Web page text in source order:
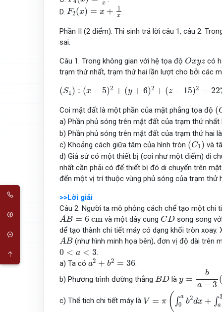
x
D. F2(x) = x + 1
x
F2(x )= 1x
Phần II (2 điểm). Thi sinh trả lời câu 1, câu 2.
sai.
Câu 1. Trong không gian với hệ tọa độ Oxyz
Ox
có
trạm thứ nhất, trạm thứ hai lần lượt cho bởi các
(S1) : (x − 5)2 + (y + 6)2 + (z − 15)2 =
( S1) x− 2+(y ) z−15 2 22725; 2):(
Coi mặt đất là một phần của mặt phẳng tọa độ ((
a) Phần phủ sóng trên mặt đất của trạm thứ nhất
b) Phần phủ sóng trên mặt đất của trạm thứ hai
c) Khoảng cách giữa tâm của hình tròn (C1)
(C1 ) và
d) Giả sử có một thiết bị (coi như một điểm) di
nhất cần phải có để thiết bị đó di chuyển trên
đến một vị trí thuộc vùng phủ sóng của trạm thử
>>Lời giải
Câu 2. Người ta mô phỏng cách chể tạo một chi
AB = 6 cm
A B= cm và một dây cung CD
CD song song vởi
dể tạo thành chi tiết máy có dạng khối tròn xoay.
AB
A B (như hình minh họa bên), đơn vị độ dài trên
0 < a < 3
0 a <3
.
a) Ta có a2 + b2 = 36
a 2 2=
.
b) Phương trình đường thẳng BD
BD là y =
b
a − 3
3(
c) Thể tich chi tiết máy là V = π ( ∫ a
0 b2dx + ∫ 3
a
ab +∫a b2